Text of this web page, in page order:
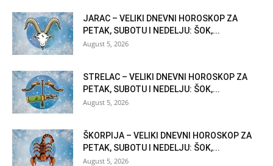
JARAC – VELIKI DNEVNI HOROSKOP ZA
PETAK, SUBOTU I NEDELJU: ŠOK,...
August 5, 2026
STRELAC – VELIKI DNEVNI HOROSKOP ZA
PETAK, SUBOTU I NEDELJU: ŠOK,...
August 5, 2026
ŠKORPIJA – VELIKI DNEVNI HOROSKOP ZA
PETAK, SUBOTU I NEDELJU: ŠOK,...
August 5, 2026